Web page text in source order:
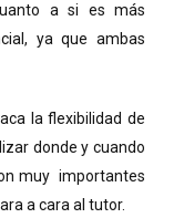
a si es más
ya que ambas
la flexibilidad de
donde y cuando
muy importantes
a cara al tutor.